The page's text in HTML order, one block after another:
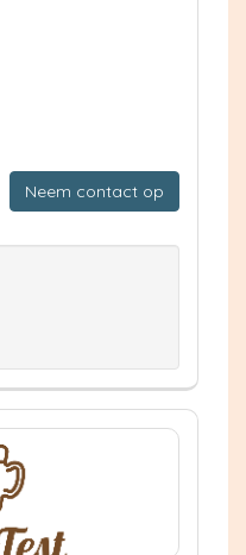
Neem contact op